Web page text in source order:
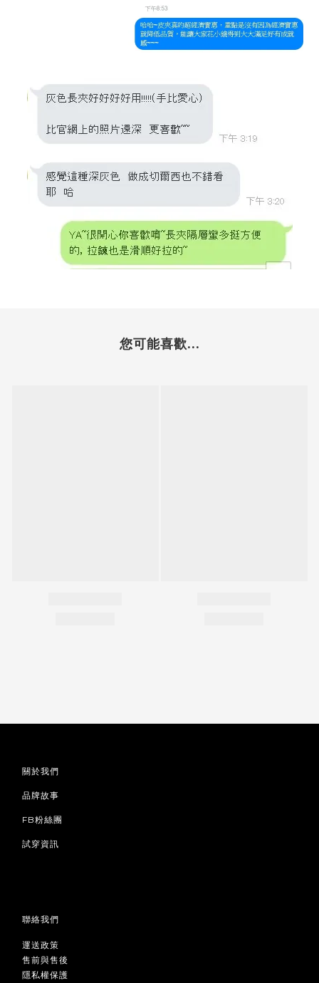
您可能喜歡...
關於我們
品牌故事
FB粉絲團
試穿資訊
聯絡我們
運送政策
售前與售後
隱私權保護